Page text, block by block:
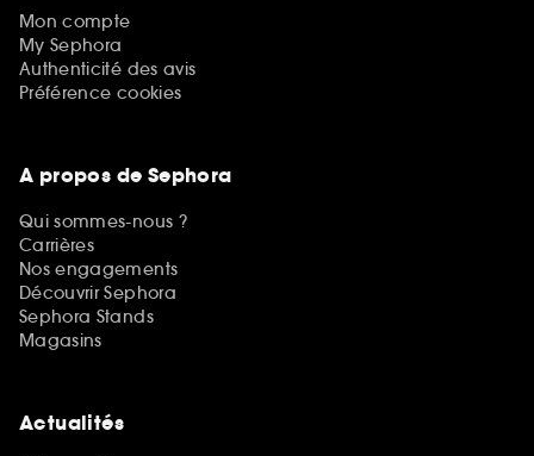
Mon compte
My Sephora
Authenticité des avis
Préférence cookies
A propos de Sephora
Qui sommes-nous ?
Carrières
Nos engagements
Découvrir Sephora
Sephora Stands
Magasins
Actualités